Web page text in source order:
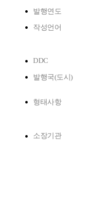
발행연도
작성언어
DDC
발행국(도시)
형태사항
소장기관